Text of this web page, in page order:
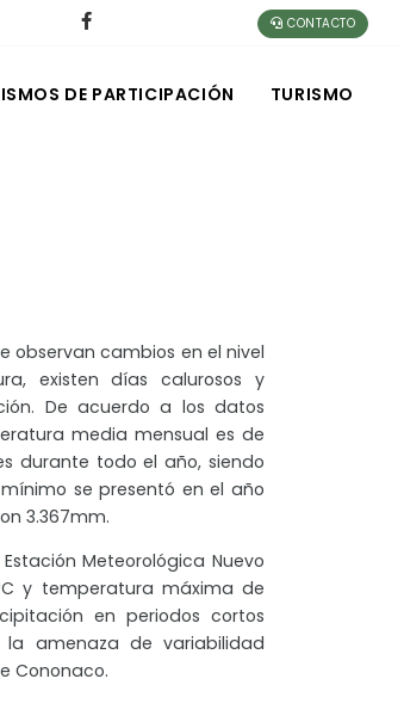
CONTACTO
DE PARTICIPACIÓN TURISMO
observan cambios en el nivel
existen días calurosos y
De acuerdo a los datos
media mensual es de
durante todo el año, siendo
se presentó en el año
3.367mm.
Meteorológica Nuevo
y temperatura máxima de
en periodos cortos
amenaza de variabilidad
Cononaco.